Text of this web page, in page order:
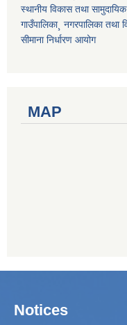
स्थानीय विकास तथा
गाउँपालिका¸ नगरपालिका तथा
सीमाना निर्धारण आयोग
MAP
Notices